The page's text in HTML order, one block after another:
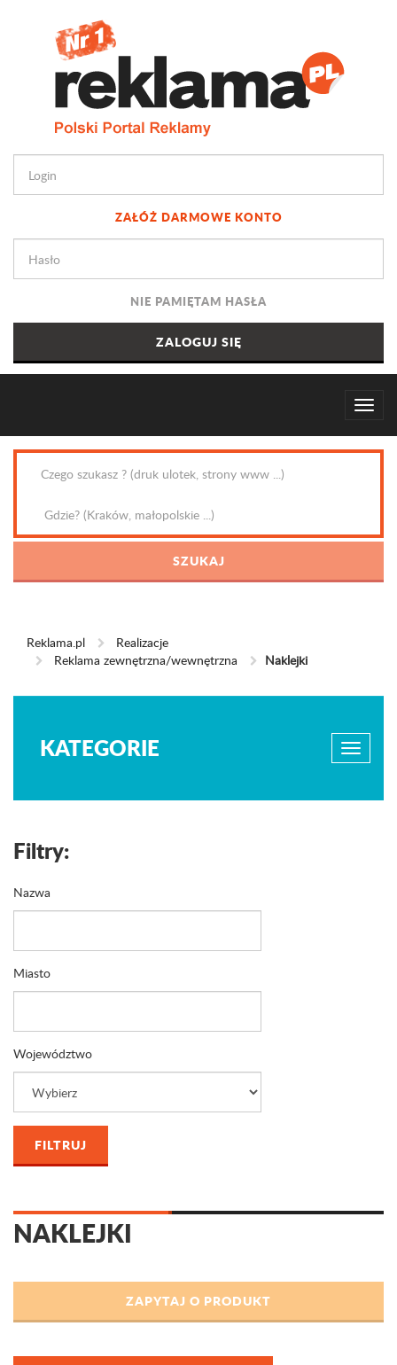
ZAŁÓŻ DARMOWE KONTO
NIE PAMIĘTAM HASŁA
Reklama.pl
Realizacje
Reklama zewnętrzna/wewnętrzna
Naklejki
KATEGORIE
Filtry:
Nazwa
Miasto
Województwo
NAKLEJKI